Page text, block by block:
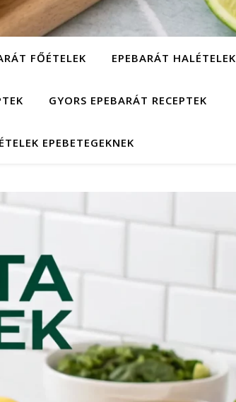
FŐÉTELEK EPEBARÁT HALÉTELEK
GYORS EPEBARÁT RECEPTEK
EPEBETEGEKNEK